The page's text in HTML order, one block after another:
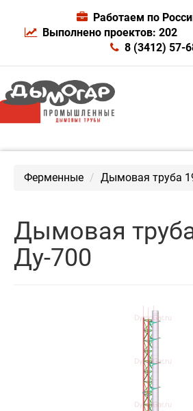
Работаем по
Выполнено проектов: 202
8 (3412) 57-
Ферменные Дымовая труба
Дымовая
Ду-700